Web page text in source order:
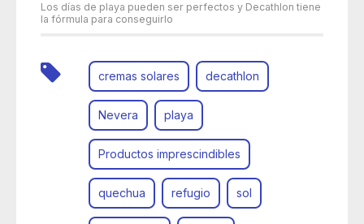
Los días de playa pueden ser perfectos y Decathlon tiene
la fórmula para conseguirlo
cremas solares decathlon
Nevera playa
Productos imprescindibles
quechua refugio sol